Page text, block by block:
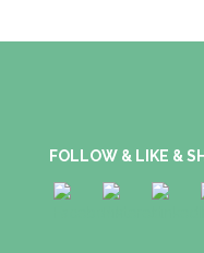
FOLLOW & LIKE &